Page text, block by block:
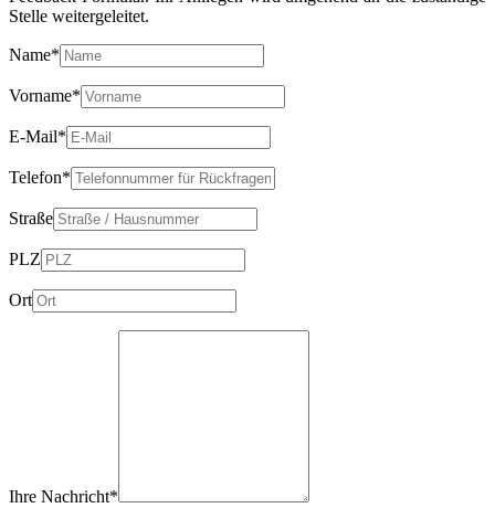
Stelle weitergeleitet.
Name*
Vorname*
E-Mail*
Telefon*
Straße
PLZ
Ort
Ihre Nachricht*